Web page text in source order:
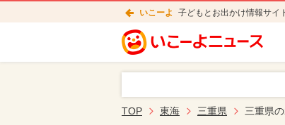
いこーよ 子どもとお出かけ情報サイ
TOP 東海 三重県 三重県